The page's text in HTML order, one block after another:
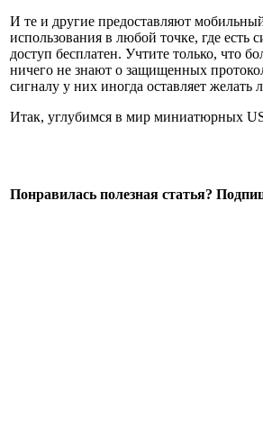
И те и другие предоставляют
использования в любой точке, где есть
доступ бесплатен. Учтите только,
ничего не знают о защищенных
сигналу у них иногда оставляет
Итак, углубимся в мир миниатюрных
Понравилась полезная статья?